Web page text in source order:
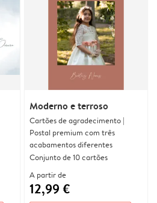
Moderno e terroso
Cartões de agradecimento |
Postal premium com três
acabamentos diferentes
Conjunto de 10 cartões
A partir de
12,99 €